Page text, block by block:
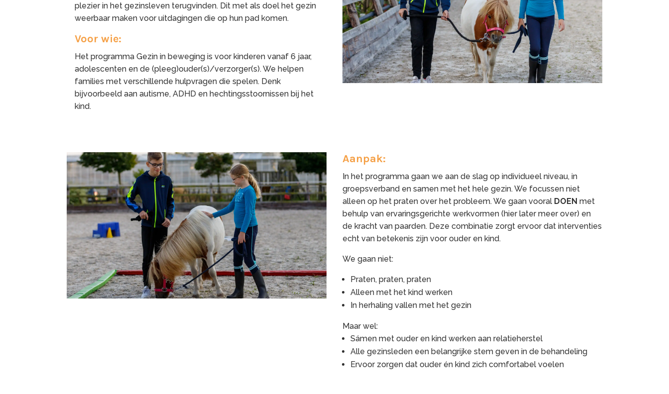
plezier in het gezinsleven terugvinden. Dit met als doel het gezin
weerbaar maken voor uitdagingen die op hun pad komen.
Voor wie:
Het programma Gezin in beweging is voor kinderen vanaf 6 jaar,
adolescenten en de (pleeg)ouder(s)/verzorger(s). We helpen
families met verschillende hulpvragen die spelen. Denk
bijvoorbeeld aan autisme, ADHD en hechtingsstoornissen bij het
kind.
Aanpak:
In het programma gaan we aan de slag op individueel niveau, in
groepsverband en samen met het hele gezin. We focussen niet
alleen op het praten over het probleem. We gaan vooral DOEN met
behulp van ervaringsgerichte werkvormen (hier later meer over) en
de kracht van paarden. Deze combinatie zorgt ervoor dat interventies
echt van betekenis zijn voor ouder en kind.
We gaan niet:
Praten, praten, praten
Alleen met het kind werken
In herhaling vallen met het gezin
Maar wel:
Sámen met ouder en kind werken aan relatieherstel
Alle gezinsleden een belangrijke stem geven in de behandeling
Ervoor zorgen dat ouder én kind zich comfortabel voelen